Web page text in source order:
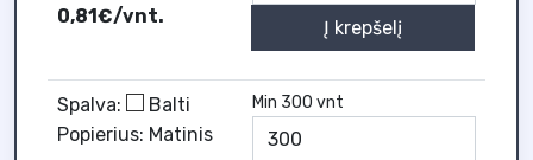
0,81€/vnt.
Į krepšelį
Spalva:
Balti
Popierius: Matinis
Min 300 vnt